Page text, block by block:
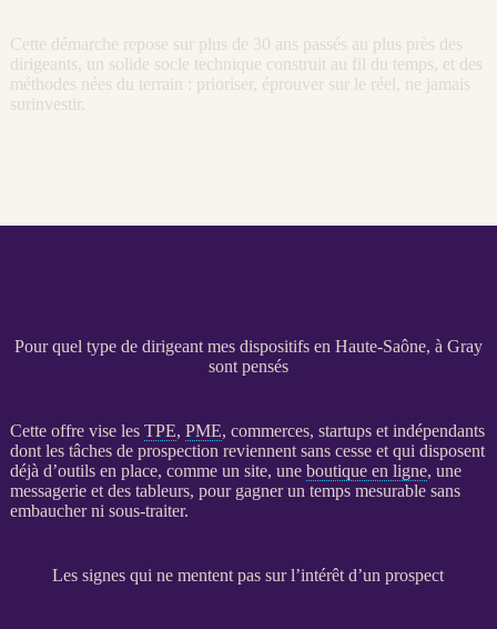
Cette démarche repose sur plus de 30 ans passés au plus près des
dirigeants, un solide socle technique construit au fil du temps, et des
méthodes nées du terrain : prioriser, éprouver sur le réel, ne jamais
surinvestir.
Pour quel type de dirigeant mes dispositifs en Haute-Saône, à Gray
sont pensés
Cette offre vise les TPE, PME, commerces, startups et indépendants
dont les tâches de prospection reviennent sans cesse et qui disposent
déjà d’outils en place, comme un site, une boutique en ligne, une
messagerie et des tableurs, pour gagner un temps mesurable sans
embaucher ni sous-traiter.
Les signes qui ne mentent pas sur l’intérêt d’un prospect